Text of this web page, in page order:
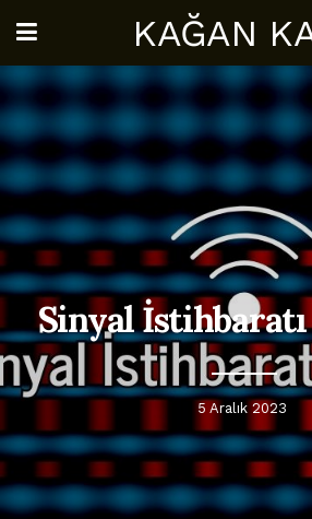
KAĞAN
Sinyal
5 Aralık 2023